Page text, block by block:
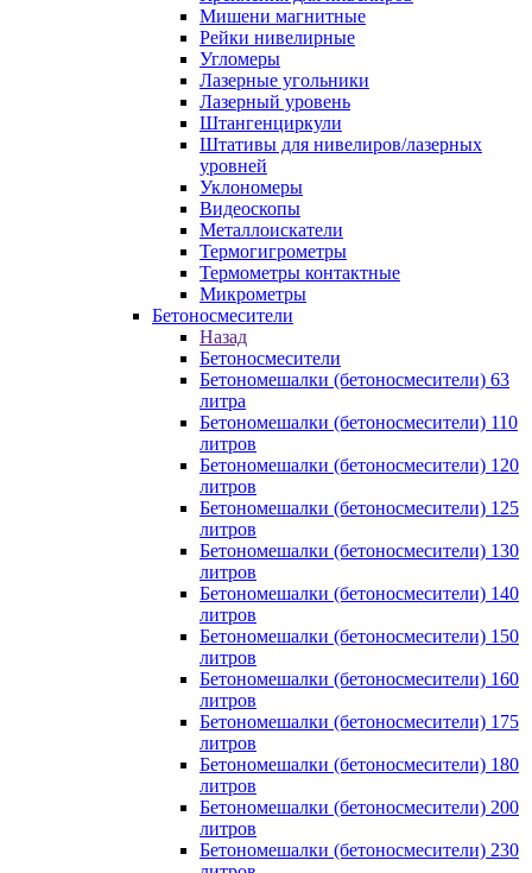
Мишени магнитные
Рейки нивелирные
Угломеры
Лазерные угольники
Лазерный уровень
Штангенциркули
Штативы для нивелиров/лазерных
уровней
Уклономеры
Видеоскопы
Металлоискатели
Термогигрометры
Термометры контактные
Микрометры
Бетоносмесители
Назад
Бетоносмесители
Бетономешалки (бетоносмесители) 63
литра
Бетономешалки (бетоносмесители) 110
литров
Бетономешалки (бетоносмесители) 120
литров
Бетономешалки (бетоносмесители) 125
литров
Бетономешалки (бетоносмесители) 130
литров
Бетономешалки (бетоносмесители) 140
литров
Бетономешалки (бетоносмесители) 150
литров
Бетономешалки (бетоносмесители) 160
литров
Бетономешалки (бетоносмесители) 175
литров
Бетономешалки (бетоносмесители) 180
литров
Бетономешалки (бетоносмесители) 200
литров
Бетономешалки (бетоносмесители) 230